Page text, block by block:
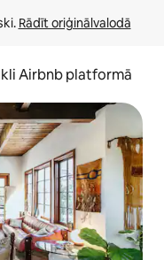
Rādīt oriģinālvalodā
Airbnb platformā